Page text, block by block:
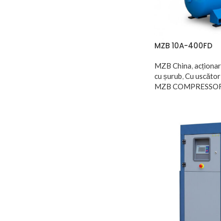
MZB 10A-400FD
MZB China,
cu șurub,Cu
MZB